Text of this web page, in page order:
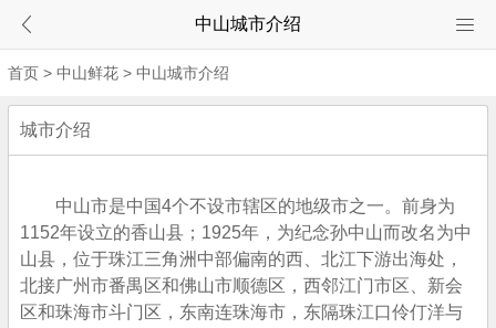
中山城市介绍
首页 > 中山鲜花 > 中山城市介绍
城市介绍
中山市是中国4个不设市辖区的地级市之一。前身为
1152年设立的香山县；1925年，为纪念孙中山而改名为中
山县，位于珠江三角洲中部偏南的西、北江下游出海处，
北接广州市番禺区和佛山市顺德区，西邻江门市区、新会
区和珠海市斗门区，东南连珠海市，东隔珠江口伶仃洋与